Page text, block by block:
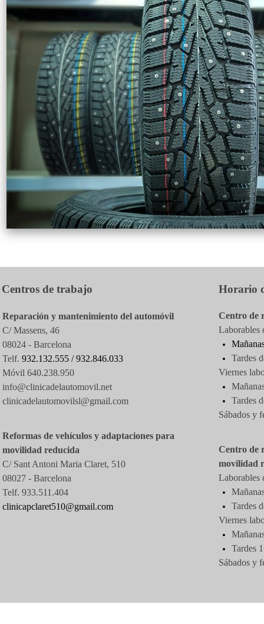
Centros de trabajo
Reparación y mantenimiento del automóvil
C/ Massens, 46
08024 - Barcelona
Telf. 932.132.555 /932.846.033
Móvil 640.238.950
info@clinicadelautomovil.net
clinicadelautomovilsl@gmail.com
Horario
Reformas de vehículos y adaptaciones para
movilidad reducida
C/ Sant Antoni Maria Claret, 510
08027 - Barcelona
Telf. 933.511.404
clinicapclaret510@gmail.com
Centro de
Laborables
Tardes
Viernes
Tardes
Sábados y
Centro de
movilidad
Laborables
Tardes
Viernes
Tardes
Sábados y